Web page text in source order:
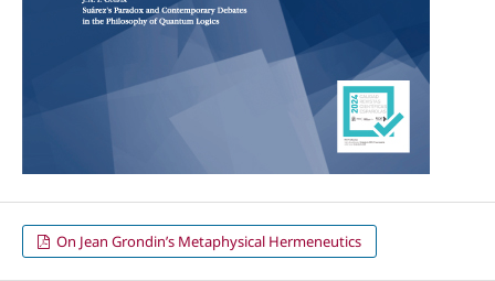
On Jean Grondin’s Metaphysical Hermeneutics